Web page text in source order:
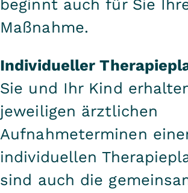
beginnt auch für Sie
Maßnahme.
Individueller
Sie und Ihr Kind
jeweiligen ärztlichen
Aufnahmeterminen
individuellen
sind auch die